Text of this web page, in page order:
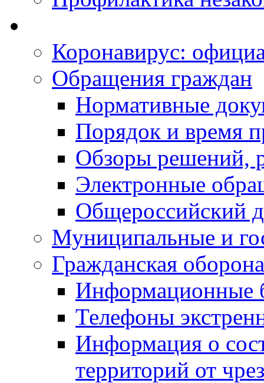
Коронавирус:
Обращения граждан
Нормативные
Порядок и время
Обзоры решений,
Электронные
Общероссийский
Муниципальные и
Гражданская
Информационные
Телефоны
Информация о
территорий от